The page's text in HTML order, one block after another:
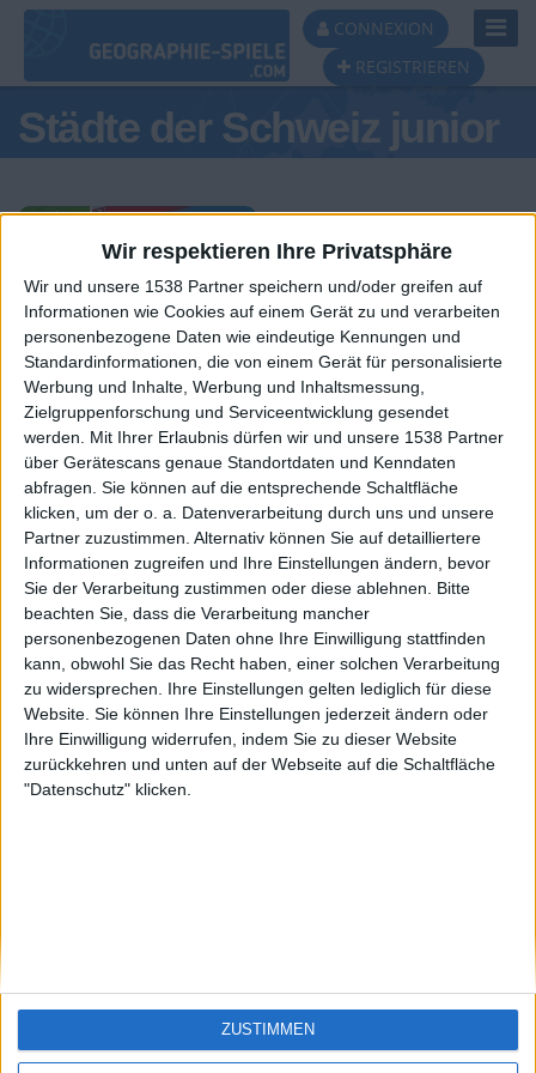
Wir respektieren Ihre Privatsphäre
Wir und unsere 1538 Partner speichern und/oder greifen auf
Informationen wie Cookies auf einem Gerät zu und verarbeiten
personenbezogene Daten wie eindeutige Kennungen und
Standardinformationen, die von einem Gerät für personalisierte
Werbung und Inhalte, Werbung und Inhaltsmessung,
Zielgruppenforschung und Serviceentwicklung gesendet
werden. Mit Ihrer Erlaubnis dürfen wir und unsere 1538 Partner
über Gerätescans genaue Standortdaten und Kenndaten
abfragen. Sie können auf die entsprechende Schaltfläche
klicken, um der o. a. Datenverarbeitung durch uns und unsere
Partner zuzustimmen. Alternativ können Sie auf detailliertere
Informationen zugreifen und Ihre Einstellungen ändern, bevor
Sie der Verarbeitung zustimmen oder diese ablehnen. Bitte
beachten Sie, dass die Verarbeitung mancher
personenbezogenen Daten ohne Ihre Einwilligung stattfinden
kann, obwohl Sie das Recht haben, einer solchen Verarbeitung
zu widersprechen. Ihre Einstellungen gelten lediglich für diese
Website. Sie können Ihre Einstellungen jederzeit ändern oder
Ihre Einwilligung widerrufen, indem Sie zu dieser Website
zurückkehren und unten auf der Webseite auf die Schaltfläche
"Datenschutz" klicken.
ZUSTIMMEN
CONNEXION
REGISTRIEREN
Städte der Schweiz junior
Tagespodest
#1
Funny1
#2
Santiago-de-
Cuba
Si vous êtes francophone, vous devriez allerici
🇺🇸 We noticed you’re visiting
from an English-speaking
country
Join our American version now and be
among the firsts to submit your score
on our leaderboards!
Let's visit GeoHeroes.com!